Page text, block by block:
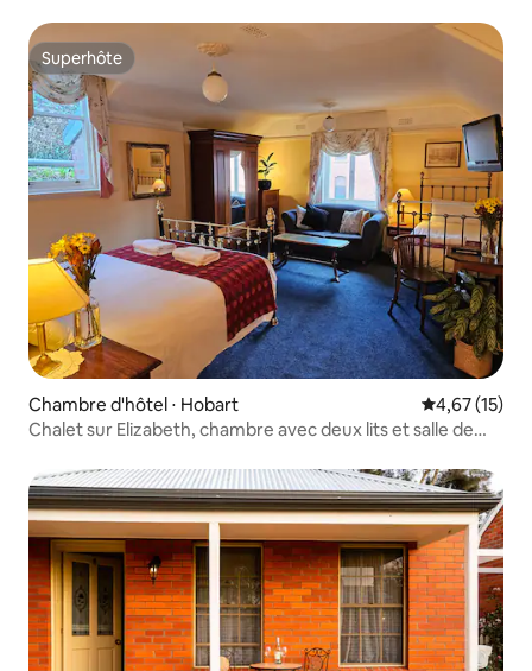
Superhôte
Superhôte
Chambre d'hôtel ⋅ Hobart Évaluation
4,67 (15)
Chalet sur Elizabeth, chambre avec deux lits et salle de